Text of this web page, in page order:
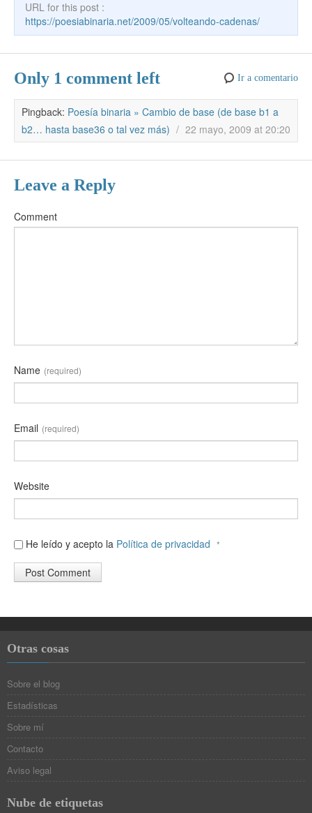
o
k
m m
e
n tir
URL for this post :
https://poesiabinaria.net/2009/05/volteando-cadenas/
Only 1 comment left Ir a comentario
Pingback: Poesía binaria » Cambio de base (de base b1 a
b2… hasta base36 o tal vez más) / 22 mayo, 2009 at 20:20
Leave a Reply
Comment
Name (required)
Email (required)
Website
He leído y acepto la Política de privacidad *
Otras cosas
Sobre el blog
Estadísticas
Sobre mí
Contacto
Aviso legal
Nube de etiquetas